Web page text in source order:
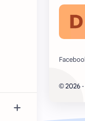
© 2026 ‧